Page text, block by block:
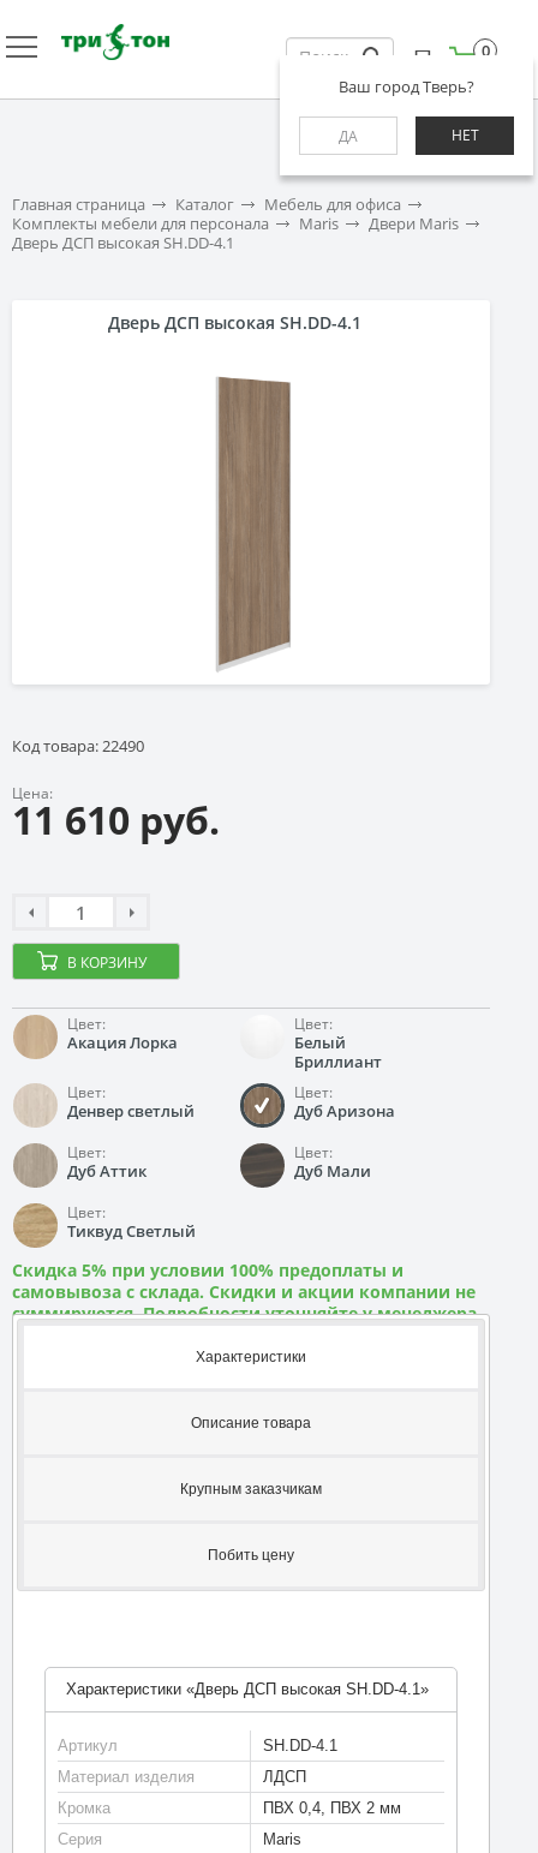
Ваш город Тверь?
ДА НЕТ
0
Главная страница Каталог
Мебель для офиса
Комплекты мебели для персонала
Maris
Двери Maris
Дверь ДСП высокая SH.DD-4.1
Дверь ДСП высокая SH.DD-4.1
Код товара: 22490
Цена:
11 610 руб.
В КОРЗИНУ
Цвет:
Акация Лорка
Цвет:
Белый
Бриллиант
Цвет:
Денвер светлый
Цвет:
Дуб Аризона
Цвет:
Дуб Аттик
Цвет:
Дуб Мали
Цвет:
Тиквуд Светлый
Скидка 5% при условии 100% предоплаты и
самовывоза с склада. Скидки и акции компании не
суммируются. Подробности уточняйте у менеджера
Характеристики
Описание товара
Крупным заказчикам
Побить цену
Характеристики «Дверь ДСП высокая SH.DD-4.1»
Артикул
SH.DD-4.1
Материал изделия
ЛДСП
Кромка
ПВХ 0,4, ПВХ 2 мм
Серия
Maris